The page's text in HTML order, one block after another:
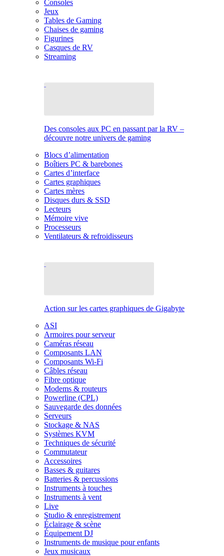
Consoles
Jeux
Tables de Gaming
Chaises de gaming
Figurines
Casques de RV
Streaming
Des consoles aux PC en passant par la RV –
découvre notre univers de gaming
Blocs d’alimentation
Boîtiers PC & barebones
Cartes d’interface
Cartes graphiques
Cartes mères
Disques durs & SSD
Lecteurs
Mémoire vive
Processeurs
Ventilateurs & refroidisseurs
Action sur les cartes graphiques de Gigabyte
ASI
Armoires pour serveur
Caméras réseau
Composants LAN
Composants Wi-Fi
Câbles réseau
Fibre optique
Modems & routeurs
Powerline (CPL)
Sauvegarde des données
Serveurs
Stockage & NAS
Systèmes KVM
Techniques de sécurité
Commutateur
Accessoires
Basses & guitares
Batteries & percussions
Instruments à touches
Instruments à vent
Live
Studio & enregistrement
Éclairage & scène
Équipement DJ
Instruments de musique pour enfants
Jeux musicaux